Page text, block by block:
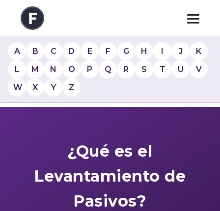
A B C D E F G H I J
K
L
M N O P Q R S T U
V
W
X Y Z
¿Qué es el
Levantamiento de
Pasivos?